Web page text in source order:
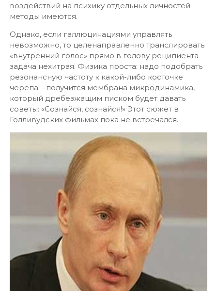
воздействий на психику отдельных личностей
методы имеются.
Однако, если галлюцинациями управлять
невозможно, то целенаправленно транслировать
«внутренний голос» прямо в голову реципиента –
задача нехитрая. Физика проста: надо подобрать
резонансную частоту к какой-либо косточке
черепа – получится мембрана микродинамика,
который дребезжащим писком будет давать
советы: «Сознайся, сознайся!» Этот сюжет в
Голливудских фильмах пока не встречался.